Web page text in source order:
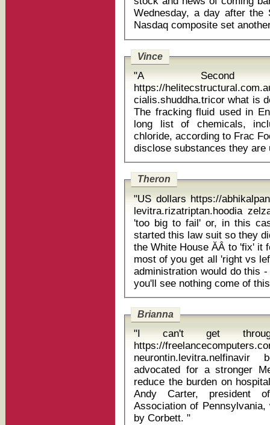
Wednesday, a day after
Vince
"A Second
https://
cialis.shuddha.tricor what is
The fracking fluid used in
long list of chemicals,
chloride, according to Frac
Theron
"US dollars https://
levitra.rizatriptan.hoodia zelzah pharmacy
'too big to fail' or, in this
started this law suit so they
the White House ĂÂ to 'fix'
most of you get all 'right vs
administration would do this
Brianna
"I can't get
https://
neurontin.levitra.nelfinavir
advocated for a stronger
reduce the burden on
Andy Carter, president
Association of
by Corbett. "